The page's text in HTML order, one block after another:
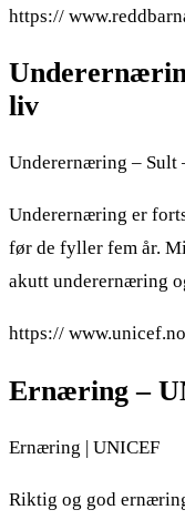
https://
liv
Underernæring – Sult
Underernæring er
før de fyller fem år.
akutt underernæring
https://
Ernæring –
Ernæring | UNICEF
Riktig og god